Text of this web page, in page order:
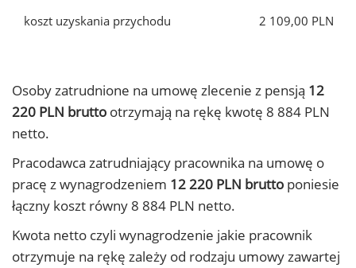
koszt uzyskania przychodu
2 109,00 PLN
Osoby zatrudnione na umowę zlecenie z pensją 12
220 PLN brutto otrzymają na rękę kwotę 8 884 PLN
netto.
Pracodawca zatrudniający pracownika na umowę o
pracę z wynagrodzeniem 12 220 PLN brutto poniesie
łączny koszt równy 8 884 PLN netto.
Kwota netto czyli wynagrodzenie jakie pracownik
otrzymuje na rękę zależy od rodzaju umowy zawartej